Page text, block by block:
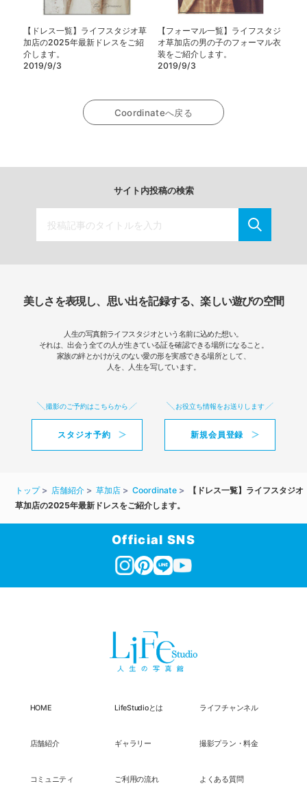
【ドレス一覧】ライフスタジオ草
加店の2025年最新ドレスをご紹
介します。
2019/9/3
【フォーマル一覧】ライフスタジ
オ草加店の男の子のフォーマル衣
装をご紹介します。
2019/9/3
Coordinateへ戻る
サイト内投稿の検索
美しさを表現し、思い出を記録する、楽しい遊びの空間
人生の写真館ライフスタジオという名前に込めた想い。
それは、出会う全ての人が生きている証を確認できる場所になること。
家族の絆とかけがえのない愛の形を実感できる場所として、
人を、人生を写しています。
撮影のご予約はこちらから
スタジオ予約
お役立ち情報をお送りします
新規会員登録
トップ 店舗紹介 草加店 Coordinate
【ドレス一覧】ライフスタジオ
草加店の2025年最新ドレスをご紹介します。
Official SNS
HOME LifeStudioとは ライフチャンネル
店舗紹介 ギャラリー 撮影プラン・料金
コミュニティ ご利用の流れ よくある質問